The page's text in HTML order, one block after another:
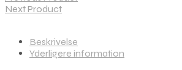
Next Product
Beskrivelse
Yderligere information